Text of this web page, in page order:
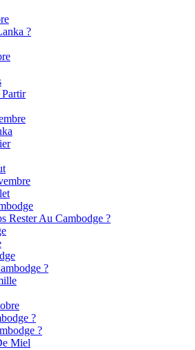
?
Rester Au Cambodge ?
?
?
?
Miel